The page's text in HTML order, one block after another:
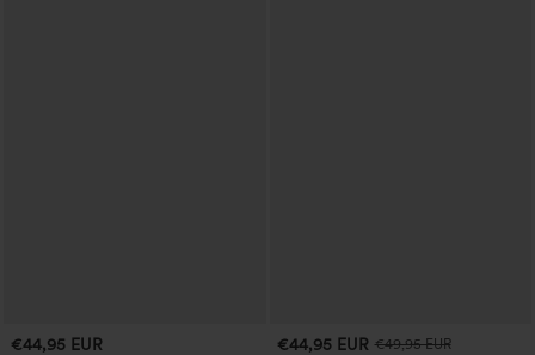
€44,95 EUR €44,95 EUR €49,95 EUR